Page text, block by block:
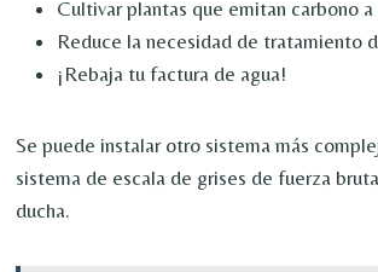
Cultivar plantas que emitan carbono
Reduce la necesidad de tratamiento
¡Rebaja tu factura de agua!
Se puede instalar otro sistema más
sistema de escala de grises de fuerza
ducha.